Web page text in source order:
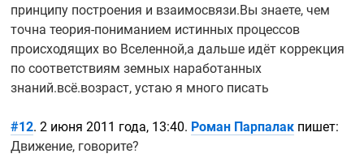
принципу построения и взаимосвязи.Вы знаете, чем
точнатеория-пониманием истинных процессов
происходящих во Вселенной,а дальше идёт коррекция
по соответствиям земных наработанных
знаний.всё.возраст, устаю я много писать
#12. 2 июня 2011 года, 13:40. Роман Парпалак пишет:
Движение, говорите?